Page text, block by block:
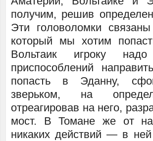
получим, решив
Эти головоломки
который мы хотим
Вольтаик игроку
приспособлений
попасть в Эданну,
зверьком, на
отреагировав на него,
мост. В Томане же от
никаких действий — в ней